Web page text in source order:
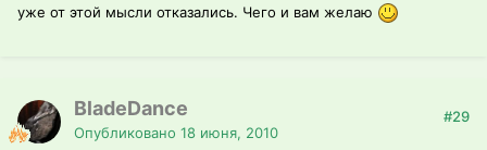
уже от этой мысли отказались. Чего и вам желаю
BladeDance
Опубликовано 18 июня, 2010
#29